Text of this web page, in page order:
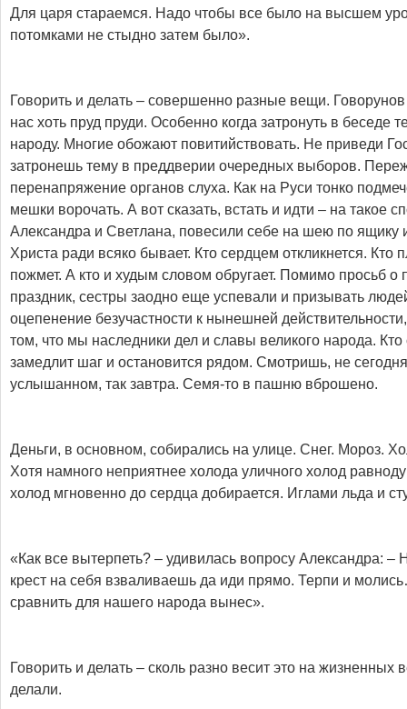
Для царя стараемся. Надо чтобы все было на высшем
потомками не стыдно затем было».
Говорить и делать – совершенно разные вещи.
нас хоть пруд пруди. Особенно когда затронуть в беседе
народу. Многие обожают повитийствовать. Не приведи
затронешь тему в преддверии очередных выборов.
перенапряжение органов слуха. Как на Руси тонко
мешки ворочать. А вот сказать, встать и идти – на такое
Александра и Светлана, повесили себе на шею по ящику
Христа ради всяко бывает. Кто сердцем откликнется. Кто
пожмет. А кто и худым словом обругает. Помимо просьб о
праздник, сестры заодно еще успевали и призывать
оцепенение безучастности к нынешней
том, что мы наследники дел и славы великого народа. Кто
замедлит шаг и остановится рядом. Смотришь, не
услышанном, так завтра. Семя-то в пашню вброшено.
Деньги, в основном, собирались на улице. Снег. Мороз.
Хотя намного неприятнее холода уличного холод
холод мгновенно до сердца добирается. Иглами льда и
«Как все вытерпеть? – удивилась вопросу Александра: –
крест на себя взваливаешь да иди прямо. Терпи и
сравнить для нашего народа вынес».
Говорить и делать – сколь разно весит это на
делали.